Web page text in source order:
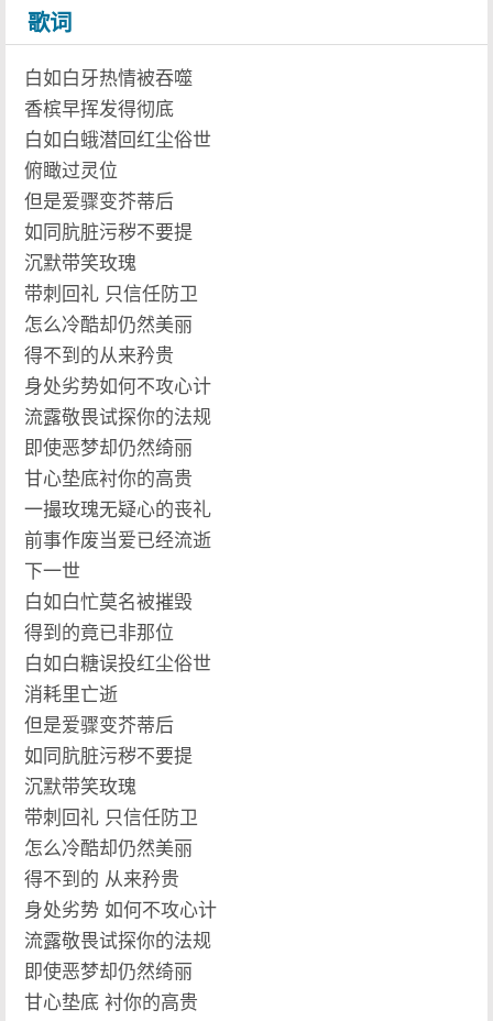
歌词
白如白牙热情被吞噬
香槟早挥发得彻底
白如白蛾潜回红尘俗世
俯瞰过灵位
但是爱骤变芥蒂后
如同肮脏污秽不要提
沉默带笑玫瑰
带刺回礼 只信任防卫
怎么冷酷却仍然美丽
得不到的从来矜贵
身处劣势如何不攻心计
流露敬畏试探你的法规
即使恶梦却仍然绮丽
甘心垫底衬你的高贵
一撮玫瑰无疑心的丧礼
前事作废当爱已经流逝
下一世
白如白忙莫名被摧毁
得到的竟已非那位
白如白糖误投红尘俗世
消耗里亡逝
但是爱骤变芥蒂后
如同肮脏污秽不要提
沉默带笑玫瑰
带刺回礼 只信任防卫
怎么冷酷却仍然美丽
得不到的 从来矜贵
身处劣势 如何不攻心计
流露敬畏试探你的法规
即使恶梦却仍然绮丽
甘心垫底 衬你的高贵